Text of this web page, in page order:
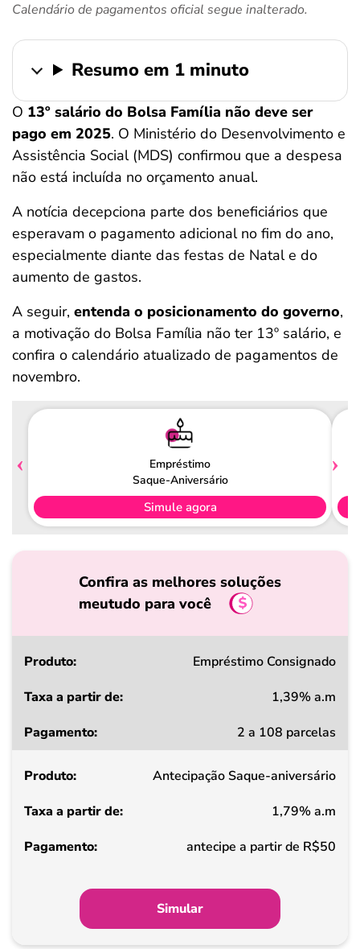
Calendário de pagamentos oficial segue inalterado.
Resumo em 1 minuto
O 13º salário do Bolsa Família não deve ser
pago em 2025. O Ministério do Desenvolvimento e
Assistência Social (MDS) confirmou que a despesa
não está incluída no orçamento anual.
A notícia decepciona parte dos beneficiários que
esperavam o pagamento adicional no fim do ano,
especialmente diante das festas de Natal e do
aumento de gastos.
A seguir, entenda o posicionamento do governo,
a motivação do Bolsa Família não ter 13º salário, e
confira o calendário atualizado de pagamentos de
novembro.
Empréstimo
Saque-Aniversário
Simule agora
Confira as melhores soluções
meutudo para você
Produto
a
de
Pagamento
Empréstimo Consignado
1,39% a.m
2 a 108 parcelas
Antecipação Saque-aniversário
1,79% a.m
antecipe a partir de R$50
Simular